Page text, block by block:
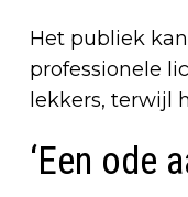
Het publiek
professionele
lekkers, terwijl
‘Een ode